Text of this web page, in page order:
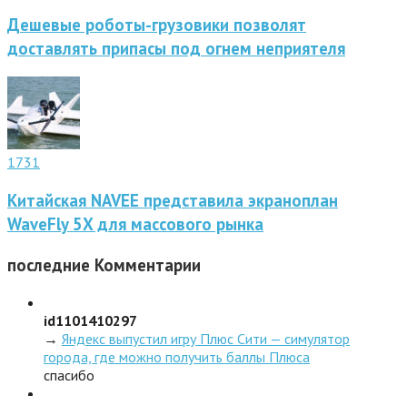
Дешевые роботы-грузовики позволят
доставлять припасы под огнем неприятеля
1731
Китайская NAVEE представила экраноплан
WaveFly 5X для массового рынка
последние Комментарии
id1101410297
→ Яндекс выпустил игру Плюс Сити — симулятор
города, где можно получить баллы Плюса
спасибо